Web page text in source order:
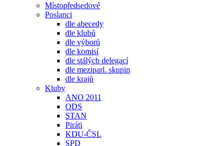
Místopředsedové
Poslanci
dle abecedy
dle klubů
dle výborů
dle komisí
dle stálých delegací
dle meziparl. skupin
dle krajů
Kluby
ANO 2011
ODS
STAN
Piráti
KDU-ČSL
SPD